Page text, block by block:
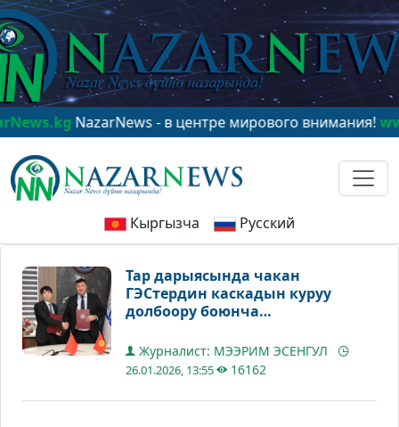
NazarNews - в центре мирового внимания!
Кыргызча Русский
Тар дарыясында чакан
ГЭСтердин каскадын куруу
долбоору боюнча
Журналист: МЭЭРИМ ЭСЕНГУЛ
26.01.2026, 13:55 16162